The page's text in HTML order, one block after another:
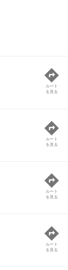
ルート
を見る
ルート
を見る
ルート
を見る
ルート
を見る